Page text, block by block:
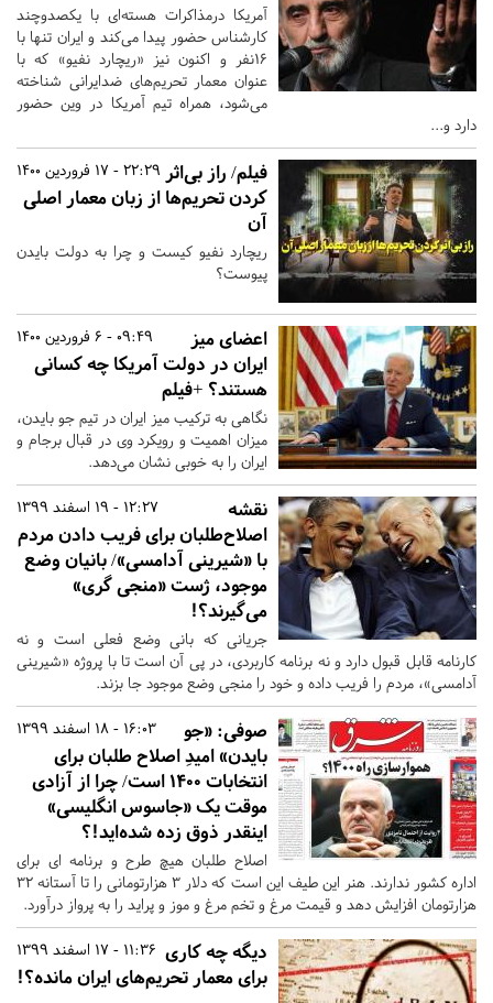
آمریکا درمذاکرات هسته‌ای با یکصدوچند
کارشناس حضور پیدا می‌کند و ایران تنها با
۱۶نفر و اکنون نیز «ریچارد نفیو» که با
عنوان معمار تحریم‌های ضدایرانی شناخته
می‌شود، همراه تیم آمریکا در وین حضور
دارد و...
22:29 - 17 فروردین 1400 فیلم/ راز بی‌اثر
کردن تحریم‌ها از زبان معمار اصلی
آن
ریچارد نفیو کیست و چرا به دولت بایدن
پیوست؟
09:49 - 6 فروردین 1400
اعضای میز
ایران در دولت آمریکا چه کسانی
هستند؟ +فیلم
نگاهی به ترکیب میز ایران در تیم جو بایدن،
میزان اهمیت و رویکرد وی در قبال برجام و
ایران را به خوبی نشان می‌دهد.
12:27 - 19 اسفند 1399
نقشه
اصلاح‌طلبان برای فریب دادن مردم
با «شیرینی آدامسی»/ بانیان وضع
موجود، ژست «منجی گری»
می‌گیرند؟!
جریانی که بانی وضع فعلی است و نه
کارنامه قابل قبول دارد و نه برنامه کاربردی، در پی آن است تا با پروژه «شیرینی
آدامسی»، مردم را فریب داده و خود را منجی وضع موجود جا بزند.
16:03 - 18 اسفند 1399
صوفی: «جو
بایدن» امیدِ اصلاح طلبان برای
انتخابات ۱۴۰۰ است/ چرا از آزادی
موقت یک «جاسوس انگلیسی»
اینقدر ذوق زده شده‌اید!؟
اصلاح طلبان هیچ طرح و برنامه ای برای
اداره کشور ندارند. هنر این طیف این است که دلار ۳ هزارتومانی را تا آستانه ۳۲
هزارتومان افزایش دهد و قیمت مرغ و تخم مرغ و موز و پراید را به پرواز درآورد.
11:36 - 17 اسفند 1399 دیگه چه کاری
برای معمار تحریم‌های ایران مانده؟!